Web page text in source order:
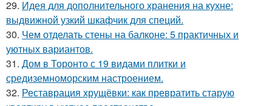
29. Идея для дополнительного хранения на кухне:
выдвижной узкий шкафчик для специй.
30. Чем отделать стены на балконе: 5 практичных и
уютных вариантов.
31. Дом в Торонто с 19 видами плитки и
средиземноморским настроением.
32. Реставрация хрущёвки: как превратить старую